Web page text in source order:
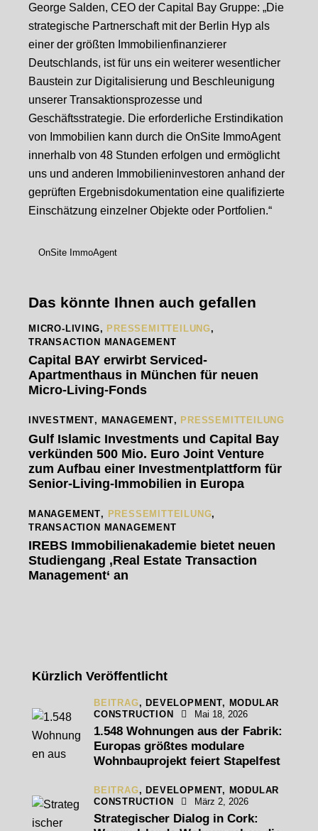
George Salden, CEO der Capital Bay Gruppe: „Die
strategische Partnerschaft mit der Berlin Hyp als
einer der größten Immobilienfinanzierer
Deutschlands, ist für uns ein weiterer wesentlicher
Baustein zur Digitalisierung und Beschleunigung
unserer Transaktionsprozesse und
Geschäftsstrategie. Die erforderliche Erstindikation
von Immobilien kann durch die OnSite ImmoAgent
innerhalb von 48 Stunden erfolgen und ermöglicht
uns und anderen Immobilieninvestoren anhand der
geprüften Ergebnisdokumentation eine qualifizierte
Einschätzung einzelner Objekte oder Portfolien.“
OnSite ImmoAgent
Das könnte Ihnen auch gefallen
MICRO-LIVING, PRESSEMITTEILUNG,
TRANSACTION MANAGEMENT
Capital BAY erwirbt Serviced-
Apartmenthaus in München für neuen
Micro-Living-Fonds
INVESTMENT, MANAGEMENT, PRESSEMITTEILUNG
Gulf Islamic Investments und Capital Bay
verkünden 500 Mio. Euro Joint Venture
zum Aufbau einer Investmentplattform für
Senior-Living-Immobilien in Europa
MANAGEMENT, PRESSEMITTEILUNG,
TRANSACTION MANAGEMENT
IREBS Immobilienakademie bietet neuen
Studiengang ‚Real Estate Transaction
Management‘ an
Kürzlich Veröffentlicht
BEITRAG, DEVELOPMENT, MODULAR
CONSTRUCTION
Mai 18, 2026
1.548 Wohnungen aus der Fabrik:
Europas größtes modulare
Wohnbauprojekt feiert Stapelfest
BEITRAG,DEVELOPMENT, MODULAR
CONSTRUCTION
März 2, 2026
Strategischer Dialog in Cork: